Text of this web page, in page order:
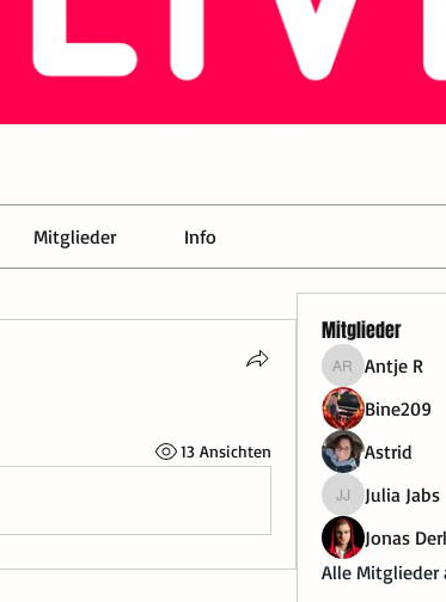
Mitglieder Info
13 Ansichten
Mitglieder
Antje RAntje R
Bine209
Astrid
Julia Jabs
Julia Jabs
Jonas
Alle Mitglieder